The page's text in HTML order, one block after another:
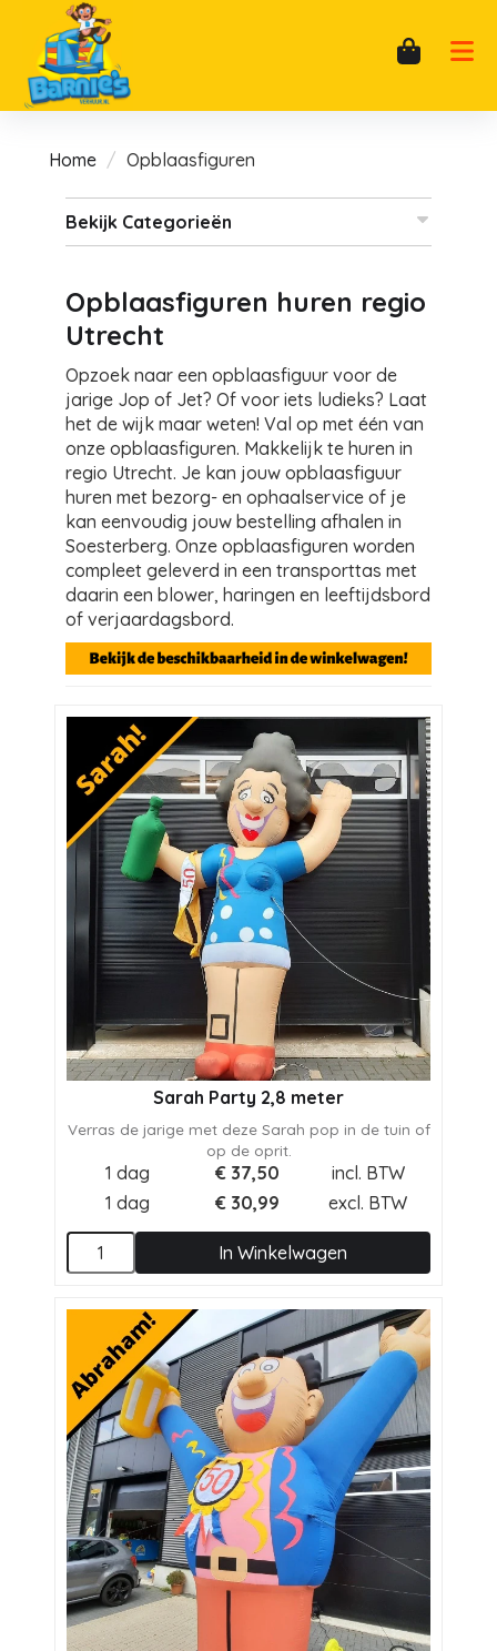
Home Opblaasfiguren
Bekijk Categorieën
Opblaasfiguren huren regio
Utrecht
Opzoek naar een opblaasfiguur voor de
jarige Jop of Jet? Of voor iets ludieks? Laat
het de wijk maar weten! Val op met één van
onze opblaasfiguren. Makkelijk te huren in
regio Utrecht. Je kan jouw opblaasfiguur
huren met bezorg- en ophaalservice of je
kan eenvoudig jouw bestelling afhalen in
Soesterberg. Onze opblaasfiguren worden
compleet geleverd in een transporttas met
daarin een blower, haringen en leeftijdsbord
of verjaardagsbord.
Sarah Party 2,8 meter
Verras de jarige met deze Sarah pop in de tuin of
op de oprit.
1 dag € 37,50
incl. BTW
1 dag
€ 30,99 excl. BTW
In Winkelwagen